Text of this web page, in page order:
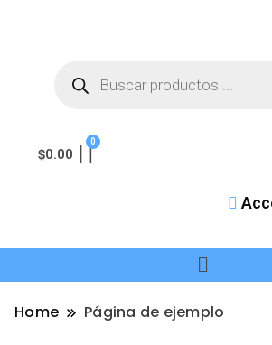
$0.00
Home Página de ejemplo